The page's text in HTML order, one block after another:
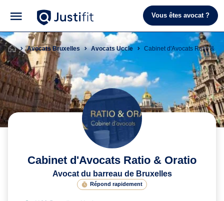
Vous êtes avocat ?
Avocats Bruxelles Avocats Uccle Cabinet d'Avocats Ratio &
Cabinet d'Avocats Ratio & Oratio
Avocat du barreau de Bruxelles
Répond rapidement